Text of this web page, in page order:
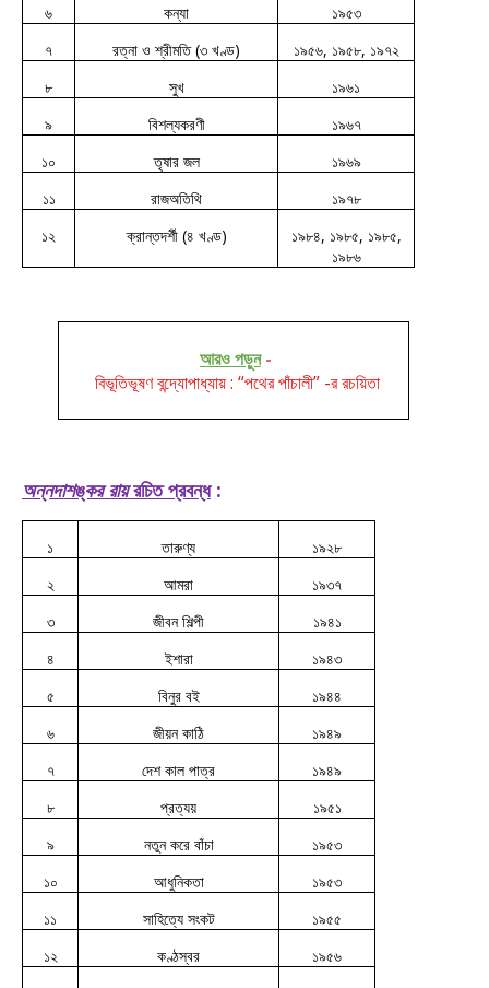
৬
কন্যা
১৯৫৩
৭
রত্না ও শ্রীমতি (৩ খণ্ড)
১৯৫৬, ১৯৫৮, ১৯৭২
৮
সুখ
১৯৬১
৯
বিশল্যকরণী
১৯৬৭
১০
তৃষার জল
১৯৬৯
১১
রাজঅতিথি
১৯৭৮
১২
ক্রান্তদর্শী (৪ খণ্ড)
১৯৮৪, ১৯৮৫, ১৯৮৫,
১৯৮৬
আরও পড়ুন-
বিভূতিভূষণ বন্দ্যোপাধ্যায় : “পথের পাঁচালী” -র রচয়িতা
অন্নদাশঙ্কর রায়রচিত প্রবন্ধ:
১ তারুণ্য
১৯২৮
২
আমরা
১৯৩৭
৩
জীবন শিল্পী
১৯৪১
৪
ইশারা
১৯৪৩
৫
বিনুর বই
১৯৪৪
৬
জীয়ন কাঠি
১৯৪৯
৭
দেশ কাল পাত্র
১৯৪৯
৮
প্রত্যয়
১৯৫১
৯
নতুন করে বাঁচা
১৯৫৩
১০
আধুনিকতা
১৯৫৩
১১
সাহিত্যে সংকট
১৯৫৫
১২
কণ্ঠস্বর
১৯৫৬